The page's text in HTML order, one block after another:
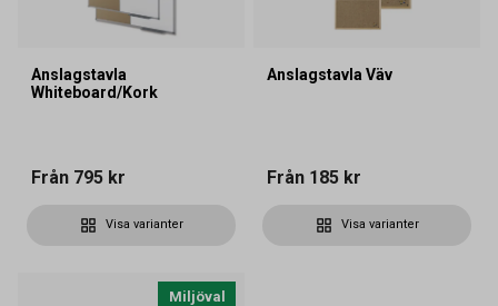
Anslagstavla
Whiteboard/Kork
Från 795 kr
Visa varianter
Anslagstavla Väv
Från 185 kr
Visa varianter
Miljöval